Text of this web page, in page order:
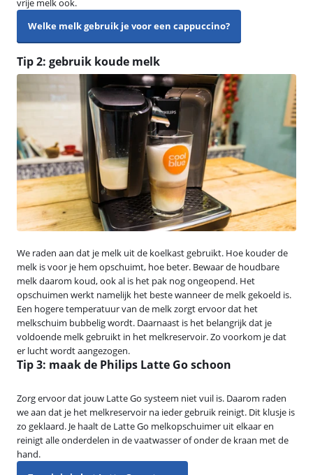
vrije melk ook.
Welke melk gebruik je voor een cappuccino?
Tip 2: gebruik koude melk
We raden aan dat je melk uit de koelkast gebruikt. Hoe kouder de
melk is voor je hem opschuimt, hoe beter. Bewaar de houdbare
melk daarom koud, ook al is het pak nog ongeopend. Het
opschuimen werkt namelijk het beste wanneer de melk gekoeld is.
Een hogere temperatuur van de melk zorgt ervoor dat het
melkschuim bubbelig wordt. Daarnaast is het belangrijk dat je
voldoende melk gebruikt in het melkreservoir. Zo voorkom je dat
er lucht wordt aangezogen.
Tip 3: maak de Philips Latte Go schoon
Zorg ervoor dat jouw Latte Go systeem niet vuil is. Daarom raden
we aan dat je het melkreservoir na ieder gebruik reinigt. Dit klusje is
zo geklaard. Je haalt de Latte Go melkopschuimer uit elkaar en
reinigt alle onderdelen in de vaatwasser of onder de kraan met de
hand.